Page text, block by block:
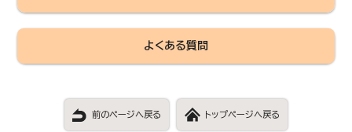
よくある質問
前のページへ戻る トップページへ戻る